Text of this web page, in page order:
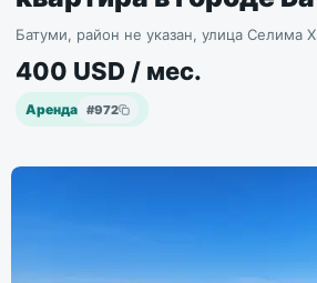
Батуми, район не указан, улица Селима
400 USD / мес.
Аренда #972